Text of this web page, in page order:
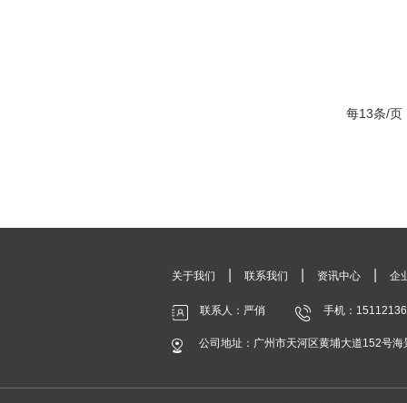
每13条/页
关于我们 联系我们 资讯中心 企
联系人：严俏 手机：
公司地址：广州市天河区黄埔大道152号